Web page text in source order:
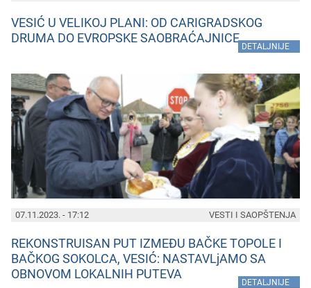
VESIĆ U VELIKOJ PLANI: OD CARIGRADSKOG
DRUMA DO EVROPSKE SAOBRAĆAJNICE
DETALJNIJE
07.11.2023. - 17:12
REKONSTRUISAN PUT IZMEĐU BAČKE TOPOLE I
BAČKOG SOKOLCA, VESIĆ: NASTAVLjAMO SA
OBNOVOM LOKALNIH PUTEVA
DETALJNIJE
VESTI I SAOPŠTENJA